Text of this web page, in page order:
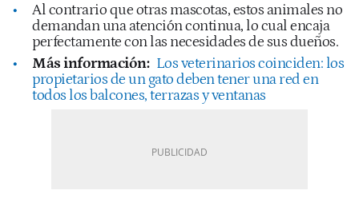
Al contrario que otras mascotas, estos animales no
demandan una atención continua, lo cual encaja
perfectamente con las necesidades de sus dueños.
Más información: Los veterinarios coinciden: los
propietarios de un gato deben tener una red en
todos los balcones, terrazas y ventanas